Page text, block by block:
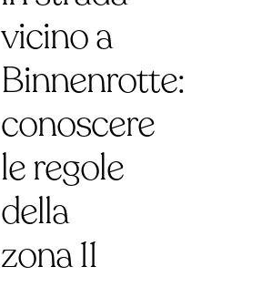
vicino a
Binnenrotte:
conoscere
le regole
della
zona 11